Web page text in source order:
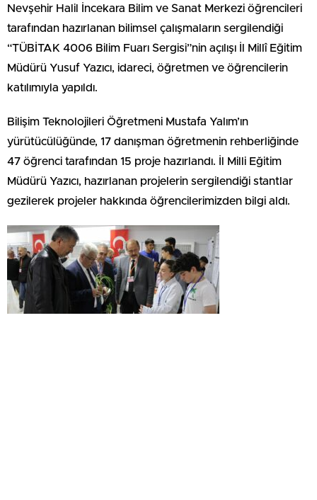
Nevşehir Halil İncekara Bilim ve Sanat Merkezi öğrencileri
tarafından hazırlanan bilimsel çalışmaların sergilendiği
“TÜBİTAK 4006 Bilim Fuarı Sergisi”nin açılışı İl Millî Eğitim
Müdürü Yusuf Yazıcı, idareci, öğretmen ve öğrencilerin
katılımıyla yapıldı.
Bilişim Teknolojileri Öğretmeni Mustafa Yalım’ın
yürütücülüğünde, 17 danışman öğretmenin rehberliğinde
47 öğrenci tarafından 15 proje hazırlandı. İl Milli Eğitim
Müdürü Yazıcı, hazırlanan projelerin sergilendiği stantlar
gezilerek projeler hakkında öğrencilerimizden bilgi aldı.